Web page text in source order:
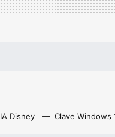
IA Disney Clave Windows